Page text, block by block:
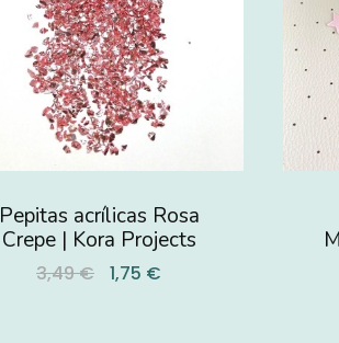
Pepitas acrílicas Rosa
Crepe | Kora Projects
3,49 € 1,75 €